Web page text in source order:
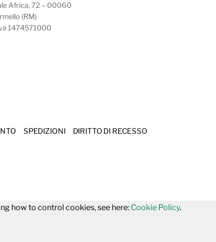
Africa, 72 – 00060
(RM)
1474571000
SPEDIZIONI
DIRITTO DI RECESSO
how to control cookies, see here: Cookie Policy.